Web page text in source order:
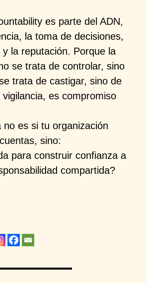
es parte del ADN,
la toma de decisiones,
y la reputación. Porque la
se trata de controlar, sino
trata de castigar, sino de
vigilancia, es compromiso
no es si tu organización
sino:
para construir confianza a
compartida?